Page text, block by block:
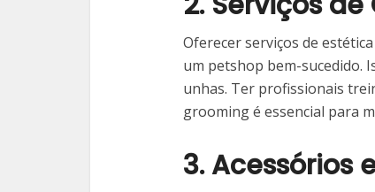
Oferecer serviços de
um petshop bem-sucedido.
unhas. Ter profissionais
grooming é essencial para
3. Acessórios